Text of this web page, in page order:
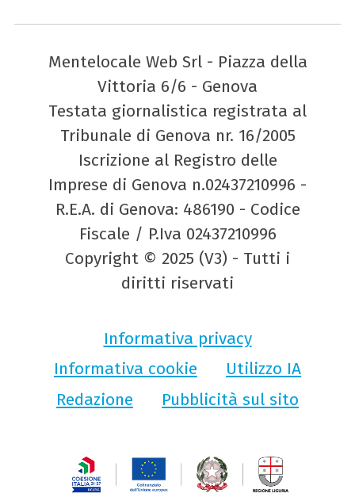
Mentelocale Web Srl - Piazza della
Vittoria 6/6 - Genova
Testata giornalistica registrata al
Tribunale di Genova nr. 16/2005
Iscrizione al Registro delle
Imprese di Genova n.02437210996 -
R.E.A. di Genova: 486190 - Codice
Fiscale / P.Iva 02437210996
Copyright © 2025 (V3) - Tutti i
diritti riservati
Informativa privacy
Informativa cookie
Utilizzo IA
Redazione
Pubblicità sul sito